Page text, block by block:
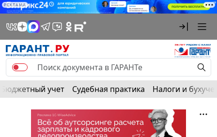
РЕКЛАМА
Бюджетный учет Судебная практика Налоги и